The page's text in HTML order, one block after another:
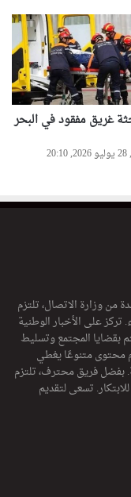
غريق مفقود في البحر
من وزارة الاتصال، تلتزم
على الأخبار الوطنية
بقضايا المجتمع وتسليط
محتوى متنوعًا يغطي
بفضل فريق محترف، تلتزم
تسعى لتقديم